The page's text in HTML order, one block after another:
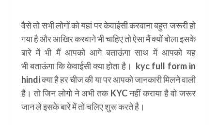
वैसे तो सभी लोगों को यहां पर केवाईसी करवाना बहुत जरूरी हो
गया है और आखिर करवाने भी चाहिए तो ऐसा मैं क्यों बोला इसके
बारे में भी मैं आपको आगे बताऊंगा साथ में आपको यह
भी बताऊंगा कि केवाईसी क्या होता है। kyc full form in
hindi क्या है हर चीज की या पर आपको जानकारी मिलने वाली
है। तो जिन लोगो ने अभी तक KYC नहीं कराया है वो जरूर
जान ले इसके बारे में तो चलिए शुरू करते है।